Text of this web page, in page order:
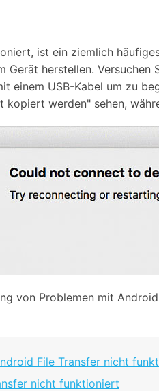
ist ein ziemlich
Gerät herstellen.
einem USB-Kabel um zu
werden" sehen,
von Problemen mit
File Transfer nicht
nicht funktioniert